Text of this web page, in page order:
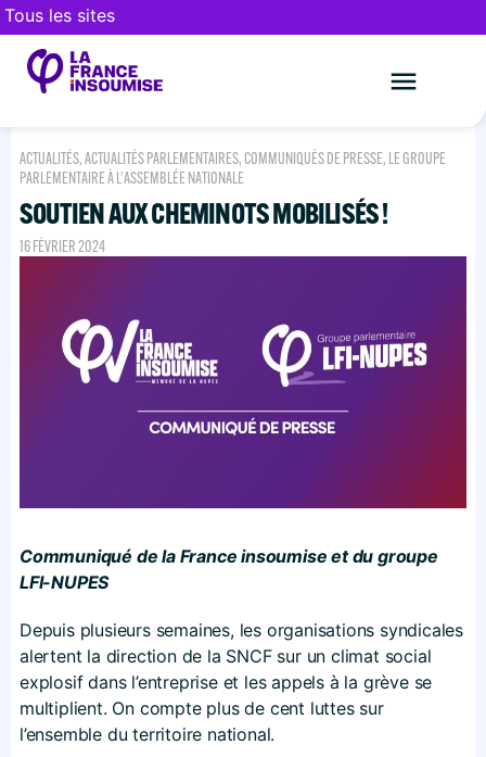
Tous les sites
ACTUALITÉS,ACTUALITÉS PARLEMENTAIRES, COMMUNIQUÉS DE PRESSE, LE GROUPE
PARLEMENTAIRE À L'ASSEMBLÉE NATIONALE
SOUTIEN AUX CHEMINOTS MOBILISÉS !
16 FÉVRIER 2024
Communiqué de la France insoumise et du groupe
LFI-NUPES
Depuis plusieurs semaines, les organisations syndicales
alertent la direction de la SNCF sur un climat social
explosif dans l’entreprise et les appels à la grève se
multiplient. On compte plus de cent luttes sur
l’ensemble du territoire national.